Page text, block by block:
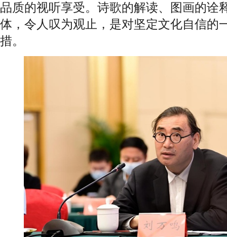
品质的视听享受。诗歌的解读、图画的诠
体，令人叹为观止，是对坚定文化自信的
措。